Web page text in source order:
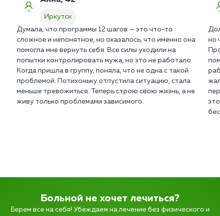
Иркутск
Думала, что программы 12 шагов — это что-то
сложное и непонятное, но оказалось, что именно она
помогла мне вернуть себя. Все силы уходили на
попытки контролировать мужа, но это не работало.
Когда пришла в группу, поняла, что не одна с такой
проблемой. Потихоньку отпустила ситуацию, стала
меньше тревожиться. Теперь строю свою жизнь, а не
живу только проблемами зависимого.
но
Больной не хочет лечиться?
Берем все на себя! Убеждаем на лечение без физического и